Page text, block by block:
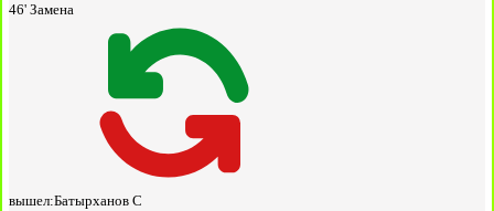
46' Замена
вышел:Батырханов С